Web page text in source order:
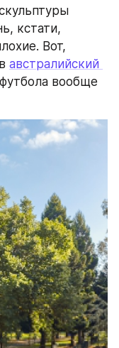
кстати,
Вот,
австралийский
вообще